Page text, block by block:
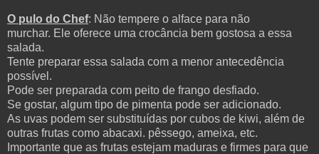
O pulo do Chef: Não tempere o alface para não
murchar. Ele oferece uma crocância bem gostosa a essa
salada.
Tente preparar essa salada com a menor antecedência
possível.
Pode ser preparada com peito de frango desfiado.
Se gostar, algum tipo de pimenta pode ser adicionado.
As uvas podem ser substituídas por cubos de kiwi, além de
outras frutas como abacaxi. pêssego, ameixa, etc.
Importante que as frutas estejam maduras e firmes para que